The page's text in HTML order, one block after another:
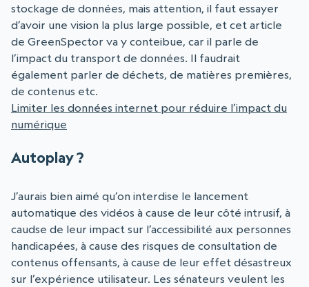
stockage de données, mais attention, il faut essayer
d’avoir une vision la plus large possible, et cet article
de GreenSpector va y conteibue, car il parle de
l’impact du transport de données. Il faudrait
également parler de déchets, de matières premières,
de contenus etc.
Limiter les données internet pour réduire l’impact du
numérique
Autoplay ?
J’aurais bien aimé qu’on interdise le lancement
automatique des vidéos à cause de leur côté intrusif, à
caudse de leur impact sur l’accessibilité aux personnes
handicapées, à cause des risques de consultation de
contenus offensants, à cause de leur effet désastreux
sur l’expérience utilisateur. Les sénateurs veulent les